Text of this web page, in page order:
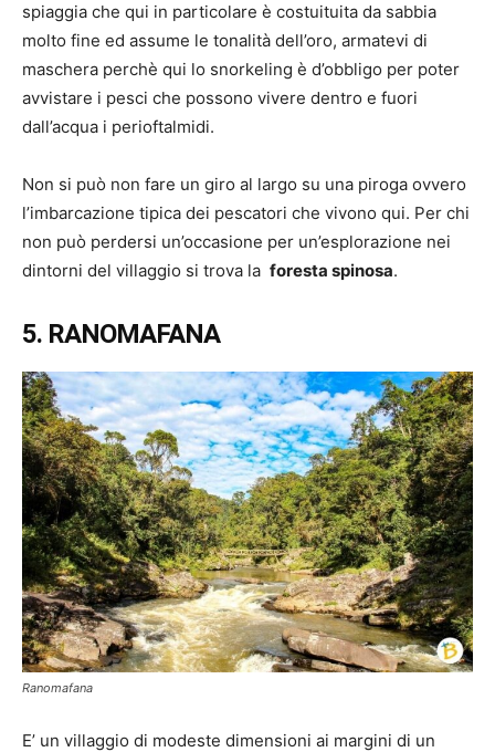
spiaggia che qui in particolare è costuituita da sabbia
molto fine ed assume le tonalità dell’oro, armatevi di
maschera perchè qui lo snorkeling è d’obbligo per poter
avvistare i pesci che possono vivere dentro e fuori
dall’acqua i perioftalmidi.
Non si può non fare un giro al largo su una piroga ovvero
l’imbarcazione tipica dei pescatori che vivono qui. Per chi
non può perdersi un’occasione per un’esplorazione nei
dintorni del villaggio si trova la foresta spinosa.
5. RANOMAFANA
Ranomafana
E’ un villaggio di modeste dimensioni ai margini di un